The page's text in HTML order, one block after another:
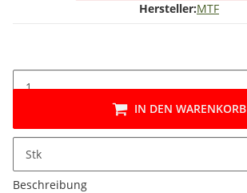
Hersteller:MTF
Stk
IN DEN WARENKORB
Beschreibung